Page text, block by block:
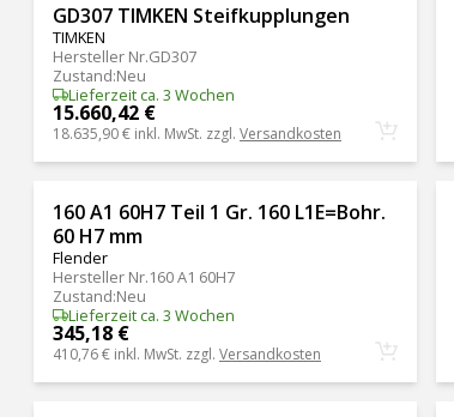
GD307 TIMKEN Steifkupplungen
TIMKEN
Hersteller Nr.GD307
Zustand:Neu
Lieferzeit ca. 3 Wochen
15.660,42 €
18.635,90 € inkl. MwSt. zzgl. Versandkosten
160 A1 60H7 Teil 1 Gr. 160 L1E=Bohr.
60 H7 mm
Flender
Hersteller Nr.160 A1 60H7
Zustand:Neu
Lieferzeit ca. 3 Wochen
345,18 €
410,76 € inkl. MwSt. zzgl. Versandkosten